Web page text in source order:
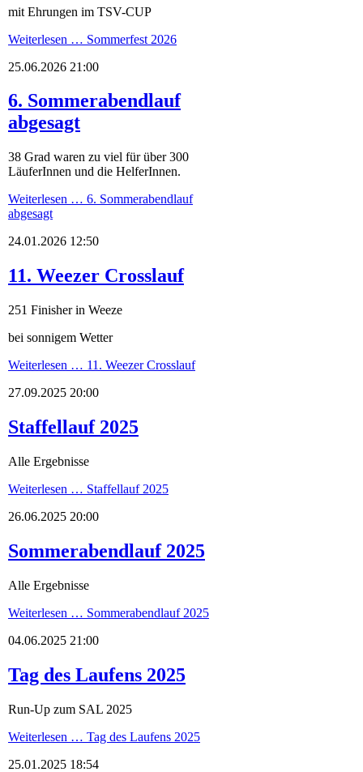
mit Ehrungen im TSV-CUP
Weiterlesen … Sommerfest 2026
25.06.2026 21:00
6. Sommerabendlauf
abgesagt
38 Grad waren zu viel für über 300
LäuferInnen und die HelferInnen.
Weiterlesen … 6. Sommerabendlauf
abgesagt
24.01.2026 12:50
11. Weezer Crosslauf
251 Finisher in Weeze
bei sonnigem Wetter
Weiterlesen … 11. Weezer Crosslauf
27.09.2025 20:00
Staffellauf 2025
Alle Ergebnisse
Weiterlesen … Staffellauf 2025
26.06.2025 20:00
Sommerabendlauf 2025
Alle Ergebnisse
Weiterlesen … Sommerabendlauf 2025
04.06.2025 21:00
Tag des Laufens 2025
Run-Up zum SAL 2025
Weiterlesen … Tag des Laufens 2025
25.01.2025 18:54